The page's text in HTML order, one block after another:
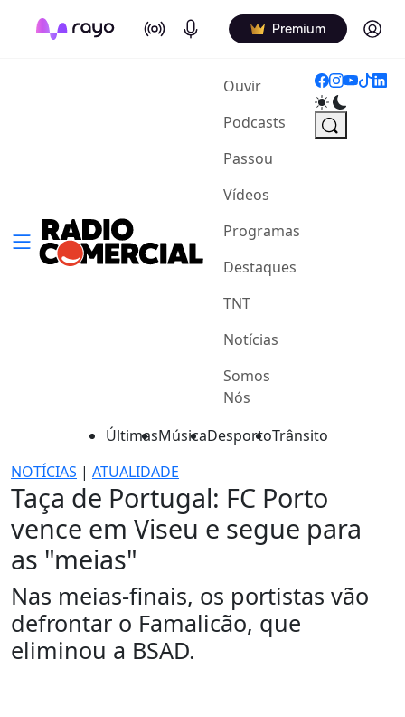
On Air Podcasts Premium Log in
Ouvir(current)
Podcasts
Passou
Vídeos
Programas
Destaques
TNT
Notícias
Somos
Nós
ÚltimasMúsicaDesportoTrânsito
NOTÍCIAS | ATUALIDADE
Taça de Portugal: FC Porto
vence em Viseu e segue para
as "meias"
Nas meias-finais, os portistas vão
defrontar o Famalicão, que
eliminou a BSAD.